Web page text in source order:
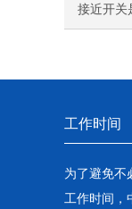
是怎样的
接近开关
工作时间
为了避免不
工作时间，